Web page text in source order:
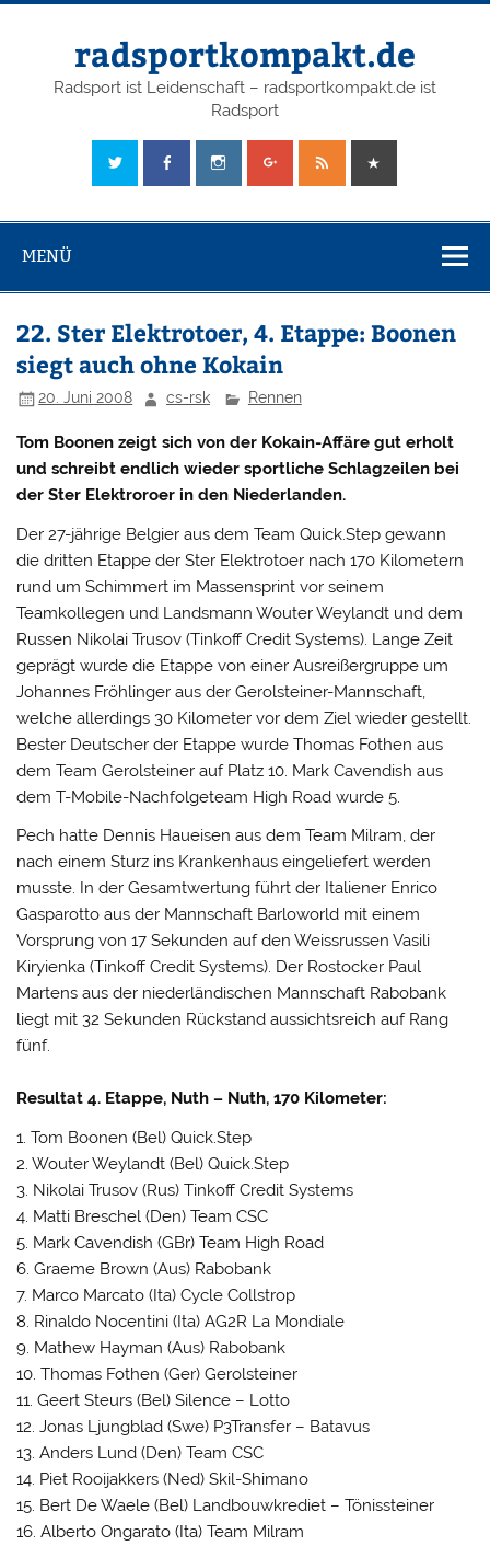
radsportkompakt.de
Radsport ist Leidenschaft – radsportkompakt.de ist
Radsport
MENÜ
22. Ster Elektrotoer, 4. Etappe: Boonen
siegt auch ohne Kokain
20. Juni 2008 cs-rsk Rennen
Tom Boonen zeigt sich von der Kokain-Affäre gut erholt
und schreibt endlich wieder sportliche Schlagzeilen bei
der Ster Elektroroer in den Niederlanden.
Der 27-jährige Belgier aus dem Team Quick.Step gewann
die dritten Etappe der Ster Elektrotoer nach 170 Kilometern
rund um Schimmert im Massensprint vor seinem
Teamkollegen und Landsmann Wouter Weylandt und dem
Russen Nikolai Trusov (Tinkoff Credit Systems). Lange Zeit
geprägt wurde die Etappe von einer Ausreißergruppe um
Johannes Fröhlinger aus der Gerolsteiner-Mannschaft,
welche allerdings 30 Kilometer vor dem Ziel wieder gestellt.
Bester Deutscher der Etappe wurde Thomas Fothen aus
dem Team Gerolsteiner auf Platz 10. Mark Cavendish aus
dem T-Mobile-Nachfolgeteam High Road wurde 5.
Pech hatte Dennis Haueisen aus dem Team Milram, der
nach einem Sturz ins Krankenhaus eingeliefert werden
musste. In der Gesamtwertung führt der Italiener Enrico
Gasparotto aus der Mannschaft Barloworld mit einem
Vorsprung von 17 Sekunden auf den Weissrussen Vasili
Kiryienka (Tinkoff Credit Systems). Der Rostocker Paul
Martens aus der niederländischen Mannschaft Rabobank
liegt mit 32 Sekunden Rückstand aussichtsreich auf Rang
fünf.
Resultat 4. Etappe, Nuth – Nuth, 170 Kilometer:
1. Tom Boonen (Bel) Quick.Step
2. Wouter Weylandt (Bel) Quick.Step
3. Nikolai Trusov (Rus) Tinkoff Credit Systems
4. Matti Breschel (Den) Team CSC
5. Mark Cavendish (GBr) Team High Road
6. Graeme Brown (Aus) Rabobank
7. Marco Marcato (Ita) Cycle Collstrop
8. Rinaldo Nocentini (Ita) AG2R La Mondiale
9. Mathew Hayman (Aus) Rabobank
10. Thomas Fothen (Ger) Gerolsteiner
11. Geert Steurs (Bel) Silence – Lotto
12. Jonas Ljungblad (Swe) P3Transfer – Batavus
13. Anders Lund (Den) Team CSC
14. Piet Rooijakkers (Ned) Skil-Shimano
15. Bert De Waele (Bel) Landbouwkrediet – Tönissteiner
16. Alberto Ongarato (Ita) Team Milram